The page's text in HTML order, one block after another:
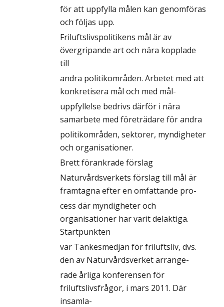
för att uppfylla målen kan genomföras
och följas upp.
Friluftslivspolitikens mål är av
övergripande art och nära kopplade
till
andra politikområden. Arbetet med att
konkretisera mål och med mål-
uppfyllelse bedrivs därför i nära
samarbete med företrädare för andra
politikområden, sektorer, myndigheter
och organisationer.
Brett förankrade förslag
Naturvårdsverkets förslag till mål är
framtagna efter en omfattande pro-
cess där myndigheter och
organisationer har varit delaktiga.
Startpunkten
var Tankesmedjan för friluftsliv, dvs.
den av Naturvårdsverket arrange-
rade årliga konferensen för
friluftslivsfrågor, i mars 2011. Där
insamla-